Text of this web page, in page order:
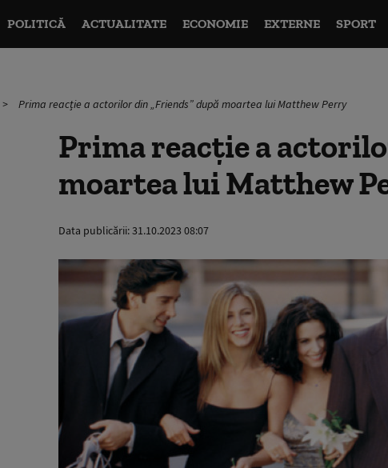
POLITICĂ ACTUALITATE ECONOMIE EXTERNE SPORT
Prima reacție a actorilor din „Friends” după moartea lui Matthew Perry
Prima reacție a
moartea lui Matthew
Data publicării:31.10.2023 08:07